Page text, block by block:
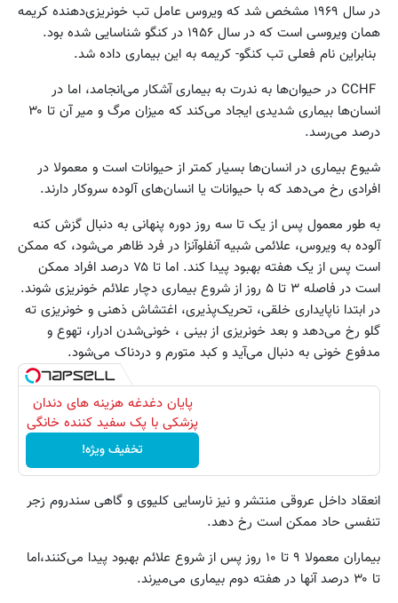
در سال ۱۹۶۹ مشخص شد که ویروس عامل تب خونریزی‌دهنده کریمه
همان ویروسی است که در سال ۱۹۵۶ در کنگو شناسایی شده بود.
بنابراین نام فعلی تب کنگو- کریمه به این بیماری داده شد.
CCHF در حیوان‌ها به ندرت به بیماری آشکار می‌انجامد،‌ اما در
انسان‌ها بیماری شدیدی ایجاد می‌کند که میزان مرگ و میر آن تا ۳۰
درصد می‌رسد.
شیوع بیماری در انسان‌ها بسیار کمتر از حیوانات است و معمولا در
افرادی رخ می‌دهد که با حیوانات یا انسان‌های آلوده سروکار دارند.
به طور معمول پس از یک تا سه روز دوره پنهانی به دنبال گزش کنه
آلوده به ویروس، ‌علائمی شبیه آنفلوآنزا در فرد ظاهر می‌شود، که ممکن
است پس از یک هفته بهبود پیدا کند. اما تا ۷۵ درصد افراد ممکن
است در فاصله ۳ تا ۵ روز از شروع بیماری دچار علائم خونریزی شوند.
در ابتدا ناپایداری خلقی، تحریک‌‍‌پذیری، اغتشاش ذهنی و خونریزی ته
گلو رخ می‌دهد و بعد خونریزی از بینی ، خونی‌شدن ادرار، ‌تهوع و
مدفوع خونی به دنبال می‌آید و کبد متورم و دردناک می‌شود.
پایان دغدغه هزینه های دندان
پزشکی با پک سفید کننده خانگی
تخفیف ویژه!
انعقاد داخل عروقی منتشر و نیز نارسایی کلیوی و گاهی سندروم زجر
تنفسی حاد ممکن است رخ دهد.
بیماران معمولا ۹ تا ۱۰ روز پس از شروع علائم بهبود پیدا می‌کنند،‌اما
تا ۳۰ درصد آنها در هفته دوم بیماری می‌میرند.